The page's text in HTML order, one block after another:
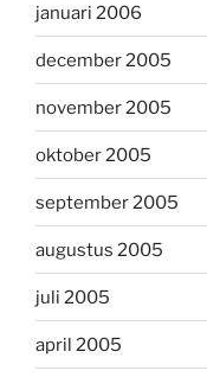
januari 2006
december 2005
november 2005
oktober 2005
september 2005
augustus 2005
juli 2005
april 2005